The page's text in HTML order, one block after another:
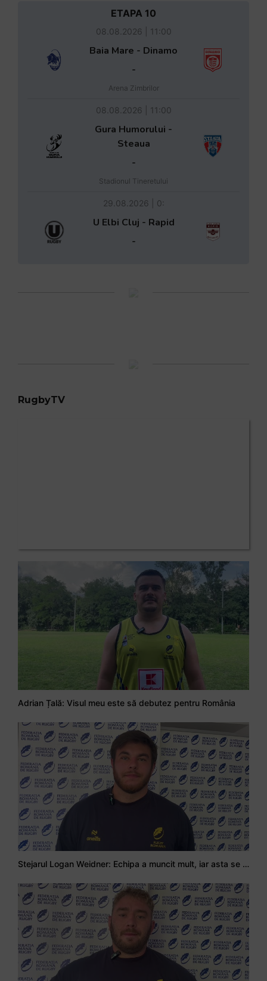
ETAPA 10
08.08.2026 | 11:00
Baia Mare - Dinamo
-
Arena Zimbrilor
08.08.2026 | 11:00
Gura Humorului -
Steaua
-
Stadionul Tineretului
29.08.2026 | 0:
U Elbi Cluj - Rapid
-
RugbyTV
Adrian Țală: Visul meu este să debutez pentru România
Stejarul Logan Weidner: Echipa a muncit mult, iar asta se va vedea în meciurile de la Nations Cup